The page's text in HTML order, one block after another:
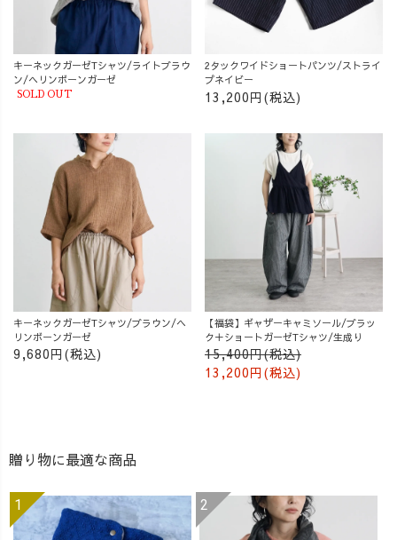
キーネックガーゼTシャツ/ライトブラウ
ン/ヘリンボーンガーゼ
SOLD OUT
2タックワイドショートパンツ/ストライ
プネイビー
13,200円(税込)
キーネックガーゼTシャツ/ブラウン/ヘ
リンボーンガーゼ
9,680円(税込)
【福袋】ギャザーキャミソール/ブラッ
ク＋ショートガーゼTシャツ/生成り
15,400円(税込)
13,200円(税込)
贈り物に最適な商品